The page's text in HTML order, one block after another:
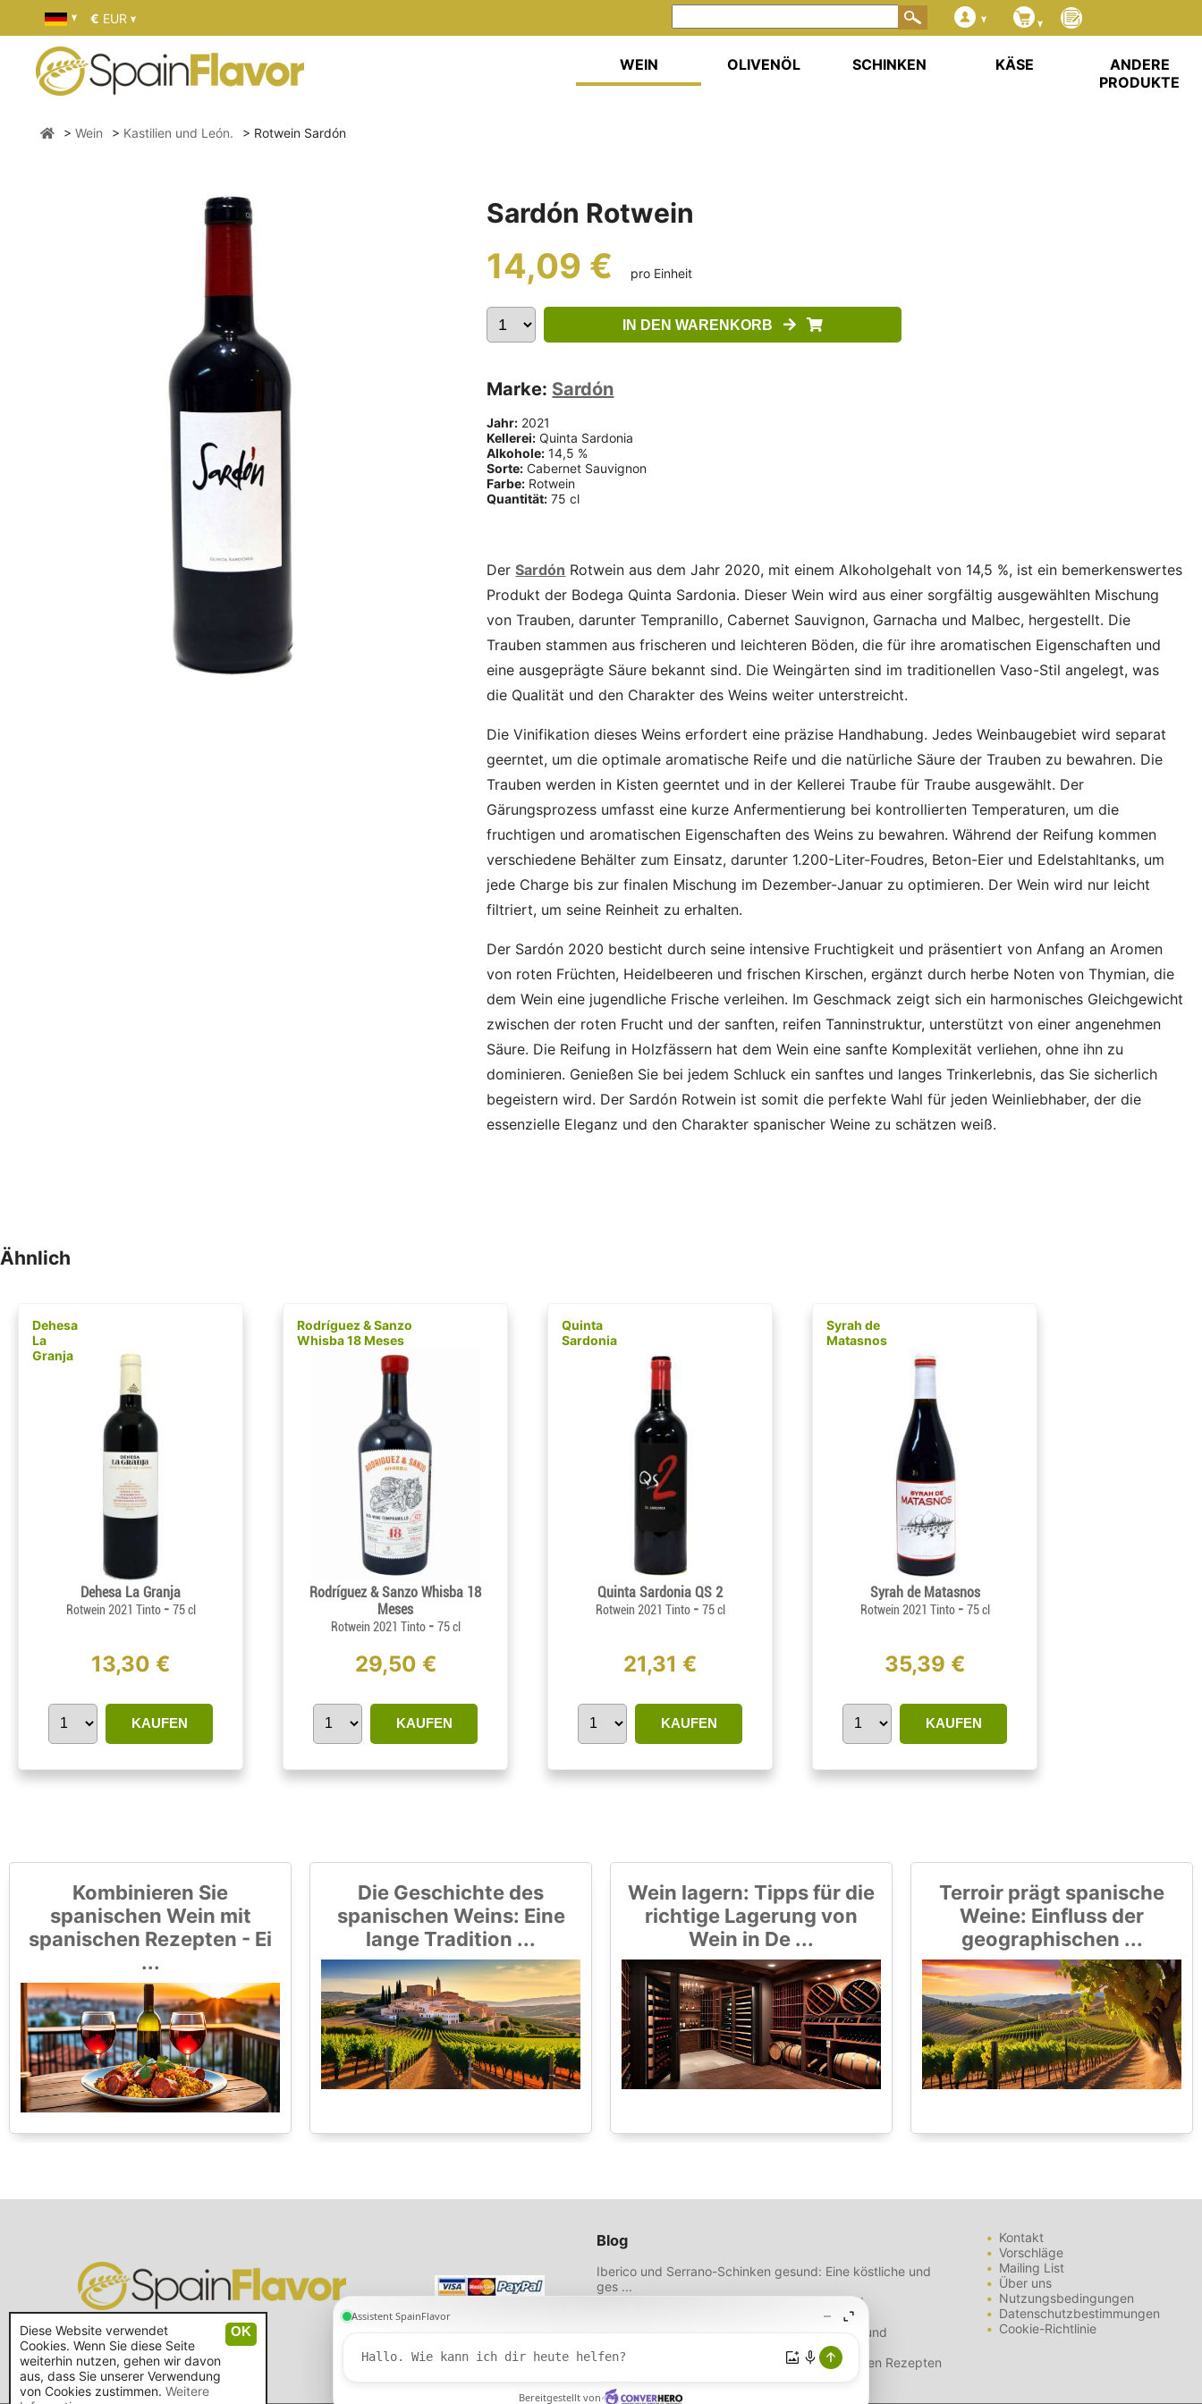
Sardón Rotwein
14,09 € pro Einheit
IN DEN WARENKORB
Marke: Sardón
Jahr: 2021
Kellerei: Quinta Sardonia
Alkohole: 14,5 %
Sorte: Cabernet Sauvignon
Farbe: Rotwein
Quantität: 75 cl
DerSardón Rotwein aus dem Jahr 2020, mit einem Alkoholgehalt von 14,5 %, ist ein bemerkenswertes
Produkt der Bodega Quinta Sardonia. Dieser Wein wird aus einer sorgfältig ausgewählten Mischung
von Trauben, darunter Tempranillo, Cabernet Sauvignon, Garnacha und Malbec, hergestellt. Die
Trauben stammen aus frischeren und leichteren Böden, die für ihre aromatischen Eigenschaften und
eine ausgeprägte Säure bekannt sind. Die Weingärten sind im traditionellen Vaso-Stil angelegt, was
die Qualität und den Charakter des Weins weiter unterstreicht.
Die Vinifikation dieses Weins erfordert eine präzise Handhabung. Jedes Weinbaugebiet wird separat
geerntet, um die optimale aromatische Reife und die natürliche Säure der Trauben zu bewahren. Die
Trauben werden in Kisten geerntet und in der Kellerei Traube für Traube ausgewählt. Der
Gärungsprozess umfasst eine kurze Anfermentierung bei kontrollierten Temperaturen, um die
fruchtigen und aromatischen Eigenschaften des Weins zu bewahren. Während der Reifung kommen
verschiedene Behälter zum Einsatz, darunter 1.200-Liter-Foudres, Beton-Eier und Edelstahltanks, um
jede Charge bis zur finalen Mischung im Dezember-Januar zu optimieren. Der Wein wird nur leicht
filtriert, um seine Reinheit zu erhalten.
Der Sardón 2020 besticht durch seine intensive Fruchtigkeit und präsentiert von Anfang an Aromen
von roten Früchten, Heidelbeeren und frischen Kirschen, ergänzt durch herbe Noten von Thymian, die
dem Wein eine jugendliche Frische verleihen. Im Geschmack zeigt sich ein harmonisches Gleichgewicht
zwischen der roten Frucht und der sanften, reifen Tanninstruktur, unterstützt von einer angenehmen
Säure. Die Reifung in Holzfässern hat dem Wein eine sanfte Komplexität verliehen, ohne ihn zu
dominieren. Genießen Sie bei jedem Schluck ein sanftes und langes Trinkerlebnis, das Sie sicherlich
begeistern wird. Der Sardón Rotwein ist somit die perfekte Wahl für jeden Weinliebhaber, der die
essenzielle Eleganz und den Charakter spanischer Weine zu schätzen weiß.
Ähnlich
Dehesa
La
Granja
Dehesa La Granja
Rotwein 2021 Tinto - 75 cl
13,30 €
KAUFEN
Rodríguez & Sanzo
Whisba 18 Meses
Rodríguez & Sanzo Whisba 18
Meses
Rotwein 2021 Tinto - 75 cl
29,50 €
KAUFEN
Quinta
Sardonia
Quinta Sardonia QS 2
Rotwein 2021 Tinto - 75 cl
21,31 €
KAUFEN
Syrah de
Matasnos
Syrah de Matasnos
Rotwein 2021 Tinto - 75 cl
35,39 €
KAUFEN
Kombinieren Sie
spanischen Wein mit
spanischen Rezepten - Ei
...
Die Geschichte des
spanischen Weins: Eine
lange Tradition ...
Wein lagern: Tipps für die
richtige Lagerung von
Wein in De ...
Terroir prägt spanische
Weine: Einfluss der
geographischen ...
€ EUR
WEIN OLIVENÖL SCHINKEN KÄSE
ANDERE
PRODUKTE
Wein Kastilien und León. Rotwein Sardón
Blog
Iberico und Serrano-Schinken gesund: Eine köstliche und
ges ...
Wählen Sie hochwertiges Olivenöl - Tipps und
Gereifter Käse oder Frischkäse: Unterschiede und
Kombinieren Sie spanischen Wein mit spanischen Rezepten
Kontakt
Vorschläge
Mailing List
Über uns
Nutzungsbedingungen
Datenschutzbestimmungen
Cookie-Richtlinie
Diese Website verwendet
Cookies. Wenn Sie diese Seite
weiterhin nutzen, gehen wir davon
aus, dass Sie unserer Verwendung
von Cookies zustimmen. Weitere